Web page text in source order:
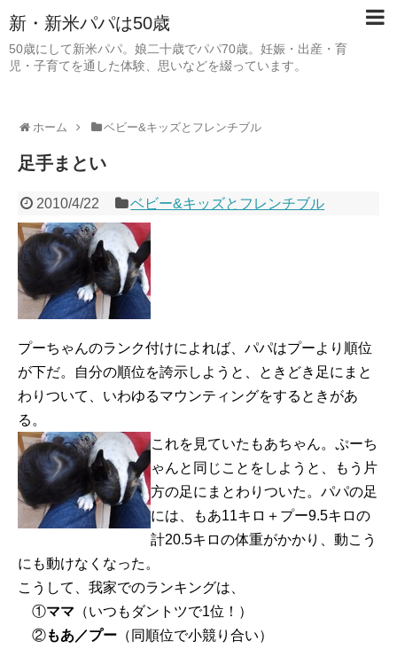
新・新米パパは50歳
50歳にして新米パパ。娘二十歳でパパ70歳。妊娠・出産・育
児・子育てを通した体験、思いなどを綴っています。
ホーム ベビー&キッズとフレンチブル
足手まとい
2010/4/22 ベビー&キッズとフレンチブル
プーちゃんのランク付けによれば、パパはプーより順位
が下だ。自分の順位を誇示しようと、ときどき足にまと
わりついて、いわゆるマウンティングをするときがあ
る。
これを見ていたもあちゃん。ぷーち
ゃんと同じことをしようと、もう片
方の足にまとわりついた。パパの足
には、もあ11キロ＋プー9.5キロの
計20.5キロの体重がかかり、動こう
にも動けなくなった。
こうして、我家でのランキングは、
①ママ （いつもダントツで1位！）
②もあ／プー （同順位で小競り合い）